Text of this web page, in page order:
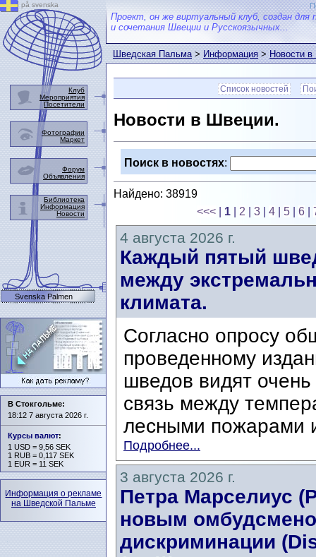
Проект, он же виртуальный клуб, создан для
и сочетания Швеции и Русскоязычных...
Шведская Пальма>Информация>Новости
Список новостей
Новости в Швеции.
Поиск в новостях:
Найдено: 38919
<<<
1 2 3 4 5 6
4 августа 2026 г.
Каждый пятый
между
климата.
Согласно опросу
проведенному
шведов видят
связь между
лесными пожарами
Подробнее...
3 августа 2026 г.
Петра Марселиус
новым
дискриминации
på svenska
Клуб
Мероприятия
Посетители
Фотографии
Маркет
Форум
Объявления
Библиотека
Информация
Новости
Svenska Palmen
В Стокгольме:
18:12 7 августа 2026 г.
Курсы валют:
1 USD = 9,56 SEK
1 RUB = 0,117 SEK
1 EUR = 11 SEK
Информация о рекламе
на Шведской Пальме